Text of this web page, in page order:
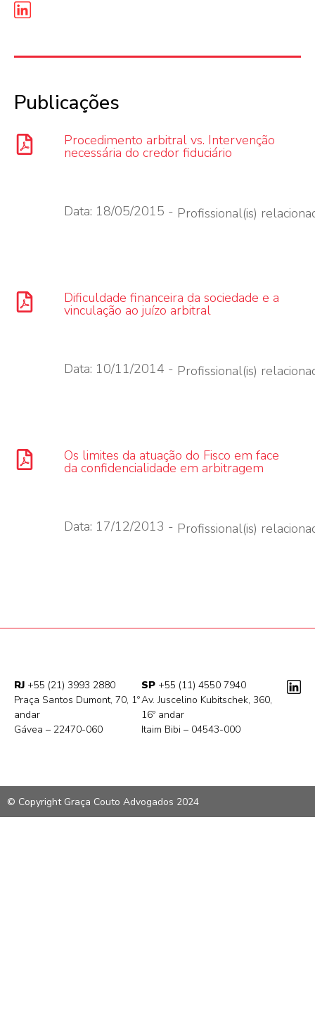
Publicações
Procedimento arbitral vs. Intervenção
necessária do credor fiduciário
Data: 18/05/2015 - Profissional(is)
Dificuldade financeira da sociedade e a
vinculação ao juízo arbitral
Data: 10/11/2014 - Profissional(is)
Os limites da atuação do Fisco em face
da confidencialidade em arbitragem
Data: 17/12/2013 - Profissional(is)
RJ +55 (21) 3993 2880
Praça Santos Dumont, 70, 1º
andar
Gávea – 22470-060
SP +55 (11) 4550 7940
Av. Juscelino Kubitschek, 360,
16º andar
Itaim Bibi – 04543-000
© Copyright Graça Couto Advogados 2024